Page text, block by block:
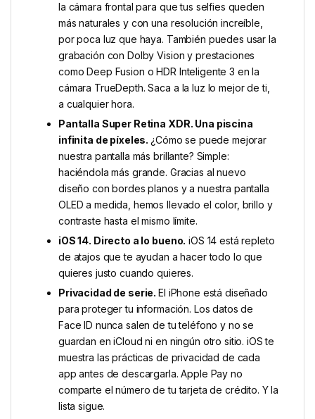
la cámara frontal para que tus selfies queden
más naturales y con una resolución increíble,
por poca luz que haya. También puedes usar la
grabación con Dolby Vision y prestaciones
como Deep Fusion o HDR Inteligente 3 en la
cámara TrueDepth. Saca a la luz lo mejor de ti,
a cualquier hora.
Pantalla Super Retina XDR. Una piscina
infinita de píxeles. ¿Cómo se puede mejorar
nuestra pantalla más brillante? Simple:
haciéndola más grande. Gracias al nuevo
diseño con bordes planos y a nuestra pantalla
OLED a medida, hemos llevado el color, brillo y
contraste hasta el mismo límite.
iOS 14. Directo a lo bueno. iOS 14 está repleto
de atajos que te ayudan a hacer todo lo que
quieres justo cuando quieres.
Privacidad de serie.El iPhone está diseñado
para proteger tu información. Los datos de
Face ID nunca salen de tu teléfono y no se
guardan en iCloud ni en ningún otro sitio. iOS te
muestra las prácticas de privacidad de cada
app antes de descargarla. Apple Pay no
comparte el número de tu tarjeta de crédito. Y la
lista sigue.